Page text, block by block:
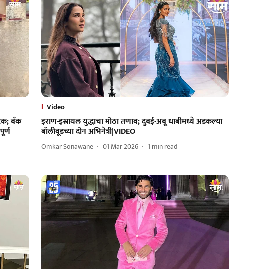
बँक
Video
इराण-इस्रायल युद्धाचा मोठा तणाव; दुबई-अबू धाबीमध्ये अडकल्या
बॉलीवूडच्या दोन अभिनेत्री|VIDEO
Omkar Sonawane 01 Mar 2026 1 min read